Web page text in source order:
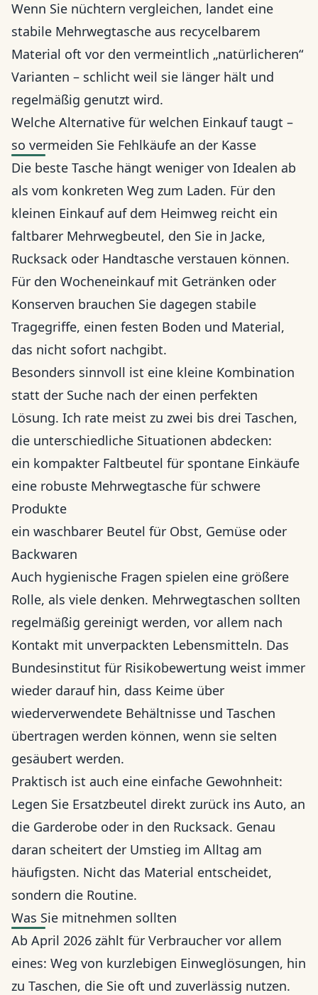
Wenn Sie nüchtern vergleichen, landet eine
stabile Mehrwegtasche aus recycelbarem
Material oft vor den vermeintlich „natürlicheren“
Varianten – schlicht weil sie länger hält und
regelmäßig genutzt wird.
Welche Alternative für welchen Einkauf taugt –
so vermeiden Sie Fehlkäufe an der Kasse
Die beste Tasche hängt weniger von Idealen ab
als vom konkreten Weg zum Laden. Für den
kleinen Einkauf auf dem Heimweg reicht ein
faltbarer Mehrwegbeutel, den Sie in Jacke,
Rucksack oder Handtasche verstauen können.
Für den Wocheneinkauf mit Getränken oder
Konserven brauchen Sie dagegen stabile
Tragegriffe, einen festen Boden und Material,
das nicht sofort nachgibt.
Besonders sinnvoll ist eine kleine Kombination
statt der Suche nach der einen perfekten
Lösung. Ich rate meist zu zwei bis drei Taschen,
die unterschiedliche Situationen abdecken:
ein kompakter Faltbeutel für spontane Einkäufe
eine robuste Mehrwegtasche für schwere
Produkte
ein waschbarer Beutel für Obst, Gemüse oder
Backwaren
Auch hygienische Fragen spielen eine größere
Rolle, als viele denken. Mehrwegtaschen sollten
regelmäßig gereinigt werden, vor allem nach
Kontakt mit unverpackten Lebensmitteln. Das
Bundesinstitut für Risikobewertung weist immer
wieder darauf hin, dass Keime über
wiederverwendete Behältnisse und Taschen
übertragen werden können, wenn sie selten
gesäubert werden.
Praktisch ist auch eine einfache Gewohnheit:
Legen Sie Ersatzbeutel direkt zurück ins Auto, an
die Garderobe oder in den Rucksack. Genau
daran scheitert der Umstieg im Alltag am
häufigsten. Nicht das Material entscheidet,
sondern die Routine.
Was Sie mitnehmen sollten
Ab April 2026 zählt für Verbraucher vor allem
eines: Weg von kurzlebigen Einweglösungen, hin
zu Taschen, die Sie oft und zuverlässig nutzen.